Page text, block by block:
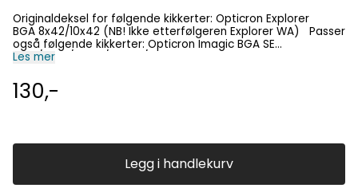
Originaldeksel for følgende kikkerter: Opticron Explorer
BGA 8x42/10x42 (NB! Ikke etterfølgeren Explorer WA) Passer
også følgende kikkerter: Opticron Imagic BGA SE
8x32/8x42/10x42/8,5x50/10x50 Opticron Discovery WP PC
Les mer
130,-
Legg i handlekurv